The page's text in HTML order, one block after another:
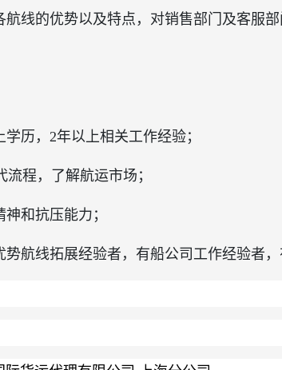
航线的优势以及特点，对销售部门及客服部
学历，2年以上相关工作经验；
流程，了解航运市场；
神和抗压能力；
势航线拓展经验者，有船公司工作经验者